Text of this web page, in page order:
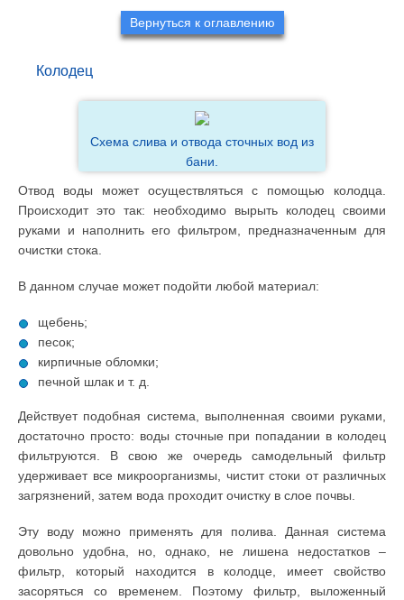
Вернуться к оглавлению
Колодец
Схема слива и отвода сточных вод из
бани.
Отвод воды может осуществляться с помощью колодца.
Происходит это так: необходимо вырыть колодец своими
руками и наполнить его фильтром, предназначенным для
очистки стока.
В данном случае может подойти любой материал:
щебень;
песок;
кирпичные обломки;
печной шлак и т. д.
Действует подобная система, выполненная своими руками,
достаточно просто: воды сточные при попадании в колодец
фильтруются. В свою же очередь самодельный фильтр
удерживает все микроорганизмы, чистит стоки от различных
загрязнений, затем вода проходит очистку в слое почвы.
Эту воду можно применять для полива. Данная система
довольно удобна, но, однако, не лишена недостатков –
фильтр, который находится в колодце, имеет свойство
засоряться со временем. Поэтому фильтр, выложенный